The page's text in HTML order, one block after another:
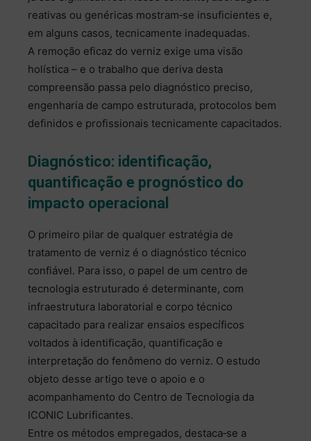
reativas ou genéricas mostram‑se insuficientes e,
em alguns casos, tecnicamente inadequadas.
A remoção eficaz do verniz exige uma visão
holística – e o trabalho que deriva desta
compreensão passa pelo diagnóstico preciso,
engenharia de campo estruturada, protocolos bem
definidos e profissionais tecnicamente capacitados.
Diagnóstico: identificação,
quantificação e prognóstico do
impacto operacional
O primeiro pilar de qualquer estratégia de
tratamento de verniz é o diagnóstico técnico
confiável. Para isso, o papel de um centro de
tecnologia estruturado é determinante, com
infraestrutura laboratorial e corpo técnico
capacitado para realizar ensaios específicos
voltados à identificação, quantificação e
interpretação do fenômeno do verniz. O estudo
objeto desse artigo teve o apoio e o
acompanhamento do Centro de Tecnologia da
ICONIC Lubrificantes.
Entre os métodos empregados, destaca‑se a